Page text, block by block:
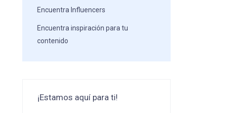
Encuentra Influencers
Encuentra inspiración para tu
contenido
¡Estamos aquí para ti!